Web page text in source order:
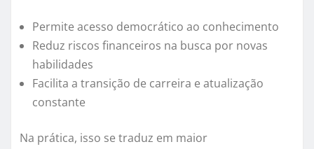
Permite acesso democrático ao conhecimento
Reduz riscos financeiros na busca por novas
habilidades
Facilita a transição de carreira e atualização
constante
Na prática, isso se traduz em maior